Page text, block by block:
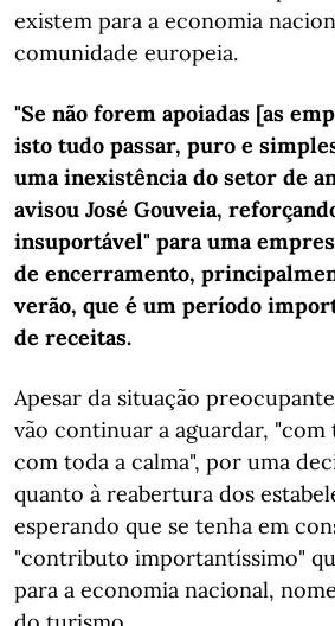
existem para a economia
comunidade europeia.
"Se não forem apoiadas [as
isto tudo passar, puro e
uma inexistência do setor de
avisou José Gouveia,
insuportável" para uma
de encerramento,
verão, que é um período
de receitas.
Apesar da situação
vão continuar a aguardar,
com toda a calma", por uma
quanto à reabertura dos
esperando que se tenha em
"contributo importantíssimo"
para a economia nacional,